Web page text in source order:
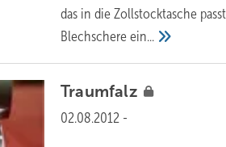
das in die Zollstocktasche
Blechschereein...
Traumfalz
02.08.2012 -